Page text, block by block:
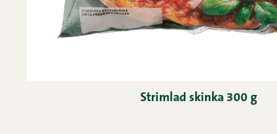
Strimlad skinka 300 g